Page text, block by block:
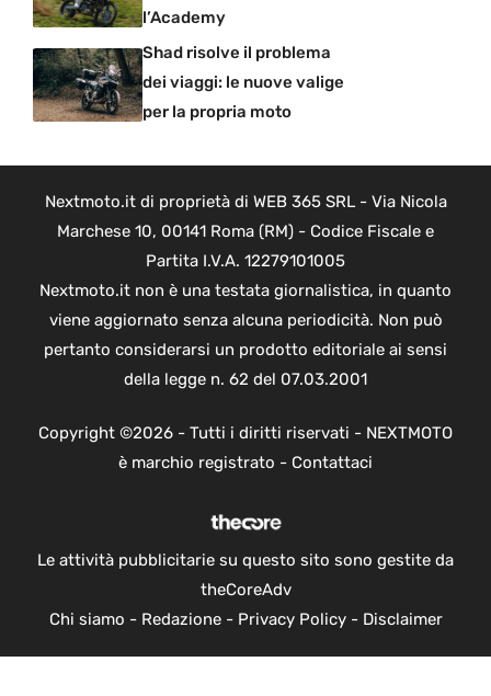
l’Academy
Shad risolve il problema
dei viaggi: le nuove valige
per la propria moto
Nextmoto.it di proprietà di WEB 365 SRL - Via Nicola
Marchese 10, 00141 Roma (RM) - Codice Fiscale e
Partita I.V.A. 12279101005
Nextmoto.it non è una testata giornalistica, in quanto
viene aggiornato senza alcuna periodicità. Non può
pertanto considerarsi un prodotto editoriale ai sensi
della legge n. 62 del 07.03.2001
Copyright ©2026 - Tutti i diritti riservati - NEXTMOTO
è marchio registrato - Contattaci
Le attività pubblicitarie su questo sito sono gestite da
theCoreAdv
Chi siamo - Redazione- Privacy Policy- Disclaimer